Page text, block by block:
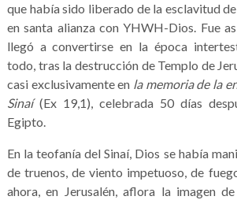
que había sido liberado de la esclavitud
en santa alianza con YHWH-Dios. Fue
llegó a convertirse en la época
todo, tras la destrucción de Templo de
casi exclusivamente en la memoria de la
Sinaí(Ex 19,1), celebrada 50 días
Egipto.
En la teofanía del Sinaí, Dios se había
de truenos, de viento impetuoso, de
ahora, en Jerusalén, aflora la imagen de